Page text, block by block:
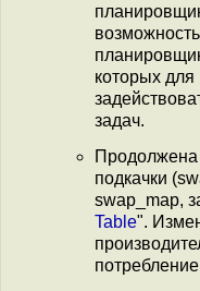
которых
задач.
Продолжена
подкачки
swap_map,
Table".